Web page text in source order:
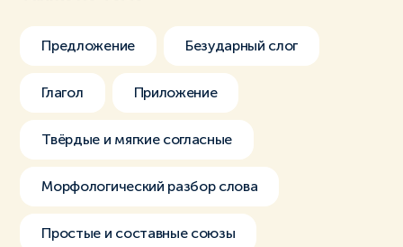
Предложение Безударный слог
Глагол Приложение
Твёрдые и мягкие согласные
Морфологический разбор слова
Простые и составные союзы